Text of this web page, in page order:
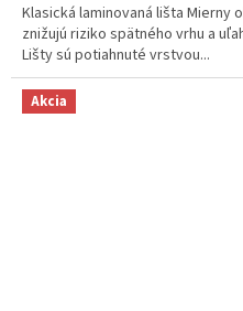
Klasická laminovaná lišta Mierny
znižujú riziko spätného vrhu a
Lišty sú potiahnuté vrstvou...
Akcia